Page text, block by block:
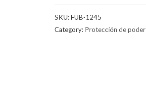
SKU:FUB-1245
Category: Protección de poder